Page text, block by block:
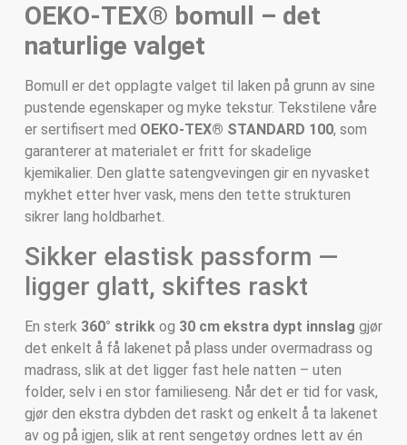
OEKO-TEX® bomull – det
naturlige valget
Bomull er det opplagte valget til laken på grunn av sine
pustende egenskaper og myke tekstur. Tekstilene våre
er sertifisert med OEKO-TEX® STANDARD 100, som
garanterer at materialet er fritt for skadelige
kjemikalier. Den glatte satengvevingen gir en nyvasket
mykhet etter hver vask, mens den tette strukturen
sikrer lang holdbarhet.
Sikker elastisk passform —
ligger glatt, skiftes raskt
En sterk 360° strikk og 30 cm ekstra dypt innslag gjør
det enkelt å få lakenet på plass under overmadrass og
madrass, slik at det ligger fast hele natten – uten
folder, selv i en stor familieseng. Når det er tid for vask,
gjør den ekstra dybden det raskt og enkelt å ta lakenet
av og på igjen, slik at rent sengetøy ordnes lett av én